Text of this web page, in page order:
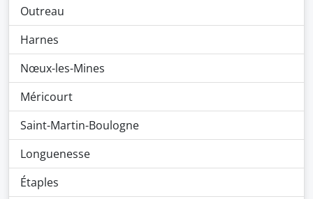
Outreau
Harnes
Nœux-les-Mines
Méricourt
Saint-Martin-Boulogne
Longuenesse
Étaples